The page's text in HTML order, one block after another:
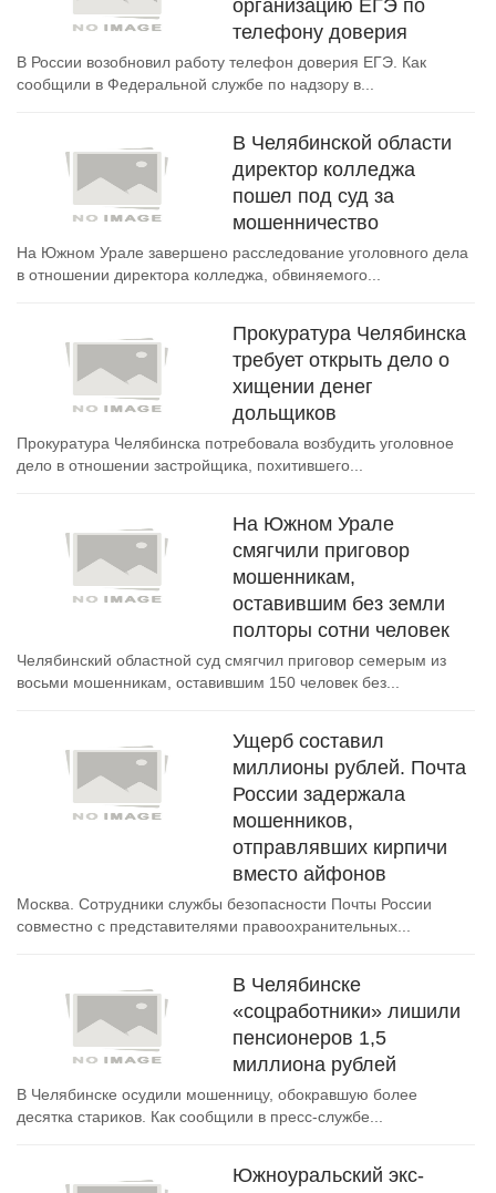
организацию ЕГЭ по
телефону доверия
В России возобновил работу телефон доверия ЕГЭ. Как
сообщили в Федеральной службе по надзору в...
В Челябинской области
директор колледжа
пошел под суд за
мошенничество
На Южном Урале завершено расследование уголовного дела
в отношении директора колледжа, обвиняемого...
Прокуратура Челябинска
требует открыть дело о
хищении денег
дольщиков
Прокуратура Челябинска потребовала возбудить уголовное
дело в отношении застройщика, похитившего...
На Южном Урале
смягчили приговор
мошенникам,
оставившим без земли
полторы сотни человек
Челябинский областной суд смягчил приговор семерым из
восьми мошенникам, оставившим 150 человек без...
Ущерб составил
миллионы рублей. Почта
России задержала
мошенников,
отправлявших кирпичи
вместо айфонов
Москва. Сотрудники службы безопасности Почты России
совместно с представителями правоохранительных...
В Челябинске
«соцработники» лишили
пенсионеров 1,5
миллиона рублей
В Челябинске осудили мошенницу, обокравшую более
десятка стариков. Как сообщили в пресс-службе...
Южноуральский экс-